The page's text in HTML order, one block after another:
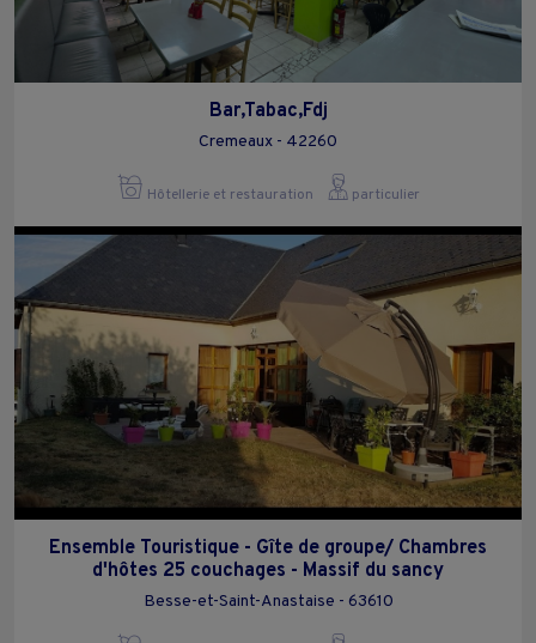
Bar,Tabac,Fdj
Cremeaux - 42260
Hôtellerie et restauration particulier
Ensemble Touristique - Gîte de groupe/ Chambres
d'hôtes 25 couchages - Massif du sancy
Besse-et-Saint-Anastaise - 63610